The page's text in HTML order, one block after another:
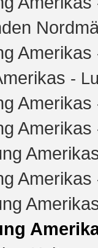
Amerikas
-
Amerikas
Amerikas
Amerikas